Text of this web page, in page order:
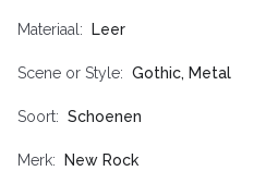
Materiaal Leer
Scene or Style Gothic, Metal
Soort Schoenen
Merk New Rock